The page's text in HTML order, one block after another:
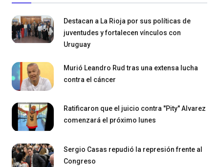
Destacan a La Rioja por sus políticas de
juventudes y fortalecen vínculos con
Uruguay
Murió Leandro Rud tras una extensa lucha
contra el cáncer
Ratificaron que el juicio contra "Pity" Alvarez
comenzará el próximo lunes
Sergio Casas repudió la represión frente al
Congreso